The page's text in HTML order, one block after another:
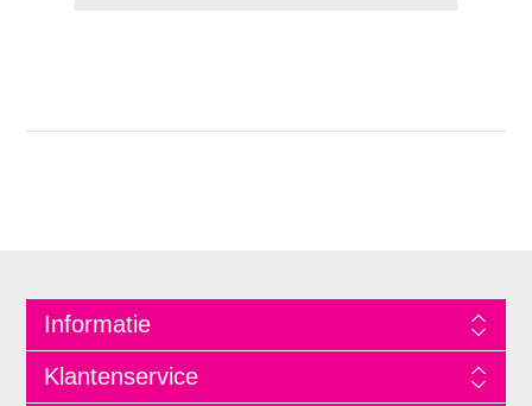
Informatie
Klantenservice